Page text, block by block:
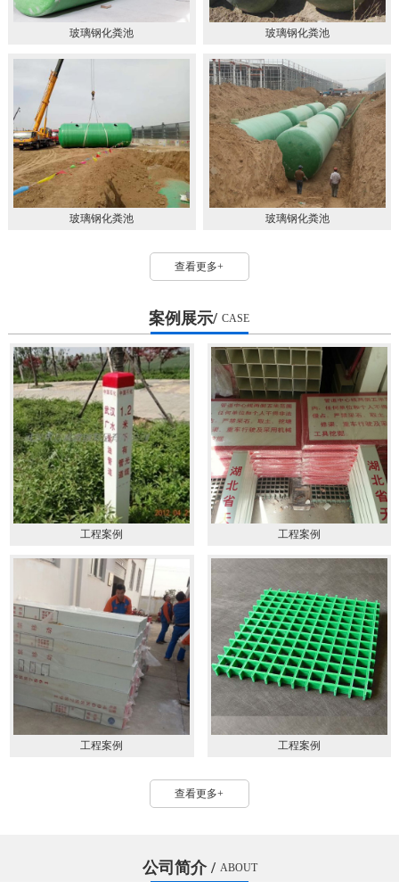
玻璃钢化粪池 玻璃钢化粪池
玻璃钢化粪池 玻璃钢化粪池
查看更多+
案例展示/ CASE
工程案例 工程案例
工程案例 工程案例
查看更多+
公司简介 / ABOUT